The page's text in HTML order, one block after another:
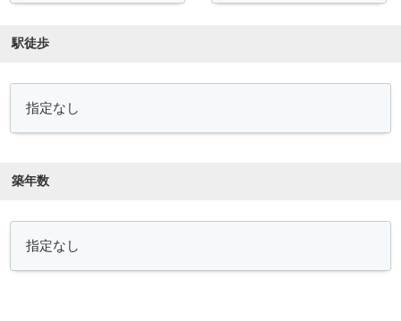
駅徒歩
築年数